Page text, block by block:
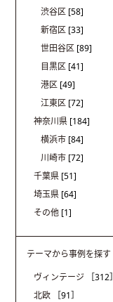
渋谷区 [58]
新宿区 [33]
世田谷区 [89]
目黒区 [41]
港区 [49]
江東区 [72]
神奈川県 [184]
横浜市 [84]
川崎市 [72]
千葉県 [51]
埼玉県 [64]
その他 [1]
テーマから事例を探す
ヴィンテージ
［312］
北欧
［91］